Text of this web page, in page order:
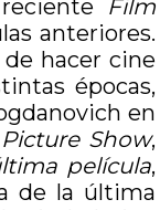
Film
anteriores.
hacer cine
épocas,
en
Show,
película,
de la última